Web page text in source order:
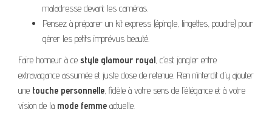
maladresse devant les caméras.
Pensez à préparer un kit express (épingle, lingettes, poudre) pour
gérer les petits imprévus beauté.
Faire honneur à ce style glamour royal, c’est jongler entre
extravagance assumée et juste dose de retenue. Rien n’interdit d’y ajouter
une touche personnelle, fidèle à votre sens de l’élégance et à votre
vision de la mode femme actuelle.